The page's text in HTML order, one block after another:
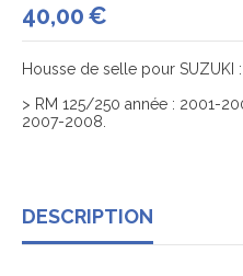
40,00€
Housse de selle pour SUZUKI :
> RM 125/250 année : 2001-
2007-2008.
DESCRIPTION